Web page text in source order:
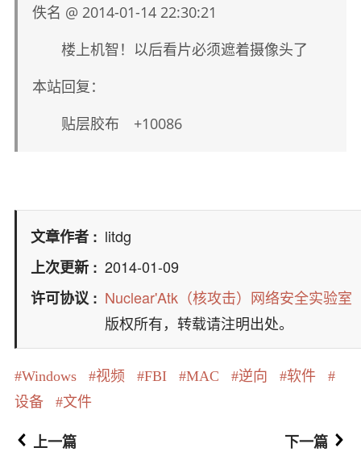
佚名 @ 2014-01-14 22:30:21
楼上机智！以后看片必须遮着摄像头了
本站回复：
贴层胶布 +10086
文章作者
litdg
上次更新
2014-01-09
许可协议
Nuclear'Atk（核攻击）网络安全实验室
版权所有，转载请注明出处。
Windows 视频 FBI MAC 逆向
软件
设备
文件
上一篇 下一篇